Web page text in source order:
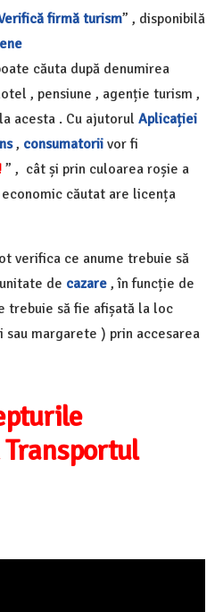
firmă turism” , disponibilă
căuta după denumirea
, pensiune , agenție turism ,
acesta . Cu ajutorul Aplicației
, consumatorii vor fi
” , cât și prin culoarea roșie a
căutat are licența
verifica ce anume trebuie să
de cazare , în funcție de
trebuie să fie afișată la loc
margarete ) prin accesarea